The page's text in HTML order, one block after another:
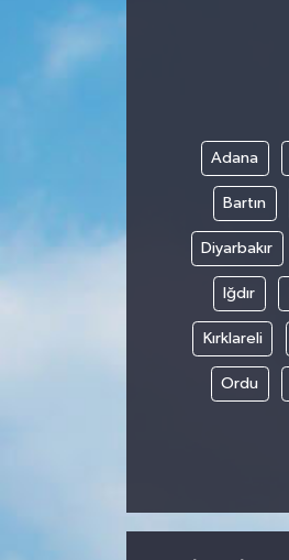
Adana
Bartın
Diyarbakır
Iğdır
Kırklareli
Ordu